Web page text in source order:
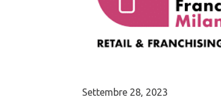
Settembre 28, 2023